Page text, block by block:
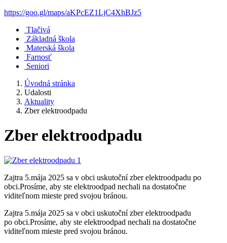
https://goo.gl/maps/aKPcEZ1LjC4XhBJz5
Tlačivá
Základná škola
Materská škola
Farnosť
Seniori
Úvodná stránka
Udalosti
Aktuality
Zber elektroodpadu
Zber elektroodpadu
Zajtra 5.mája 2025 sa v obci uskutoční zber elektroodpadu po
obci.Prosíme, aby ste elektroodpad nechali na dostatočne
viditeľnom mieste pred svojou bránou.
Zajtra 5.mája 2025 sa v obci uskutoční zber elektroodpadu
po obci.Prosíme, aby ste elektroodpad nechali na dostatočne
viditeľnom mieste pred svojou bránou.